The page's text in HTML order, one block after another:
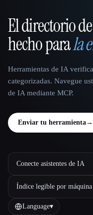
That AI
El directorio
hecho parala
Herramientas de IA
categorizadas. Navegue
de IA mediante MCP.
Enviar tu herramienta→
Conecte asistentes de IA
Índice legible por máquina
Language▾